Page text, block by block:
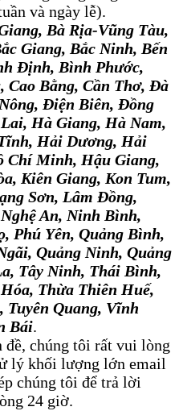
và ngày lễ).
, Bà Rịa-Vũng Tàu,
Giang, Bắc Ninh, Bến
Định, Bình Phước,
Cao Bằng, Cần Thơ, Đà
Điện Biên, Đồng
Hà Giang, Hà Nam,
Hải Dương, Hải
Chí Minh, Hậu Giang,
Kiên Giang, Kon Tum,
Sơn, Lâm Đồng,
An, Ninh Bình,
Phú Yên, Quảng Bình,
Quảng Ninh, Quảng
Tây Ninh, Thái Bình,
Thừa Thiên Huế,
Tuyên Quang, Vĩnh
Bái.
đề, chúng tôi rất vui lòng
lý khối lượng lớn email
chúng tôi để trả lời
24 giờ.